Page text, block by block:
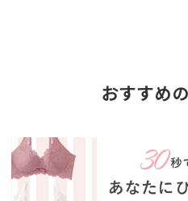
おすすめ